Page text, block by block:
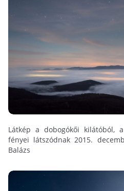
Látkép a dobogókői kilátóból,
fényei látszódnak 2015.
Balázs